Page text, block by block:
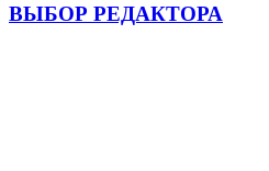
ВЫБОР РЕДАКТОРА